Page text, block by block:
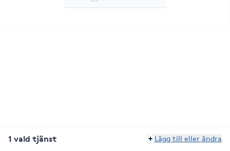
1 vald tjänst Lägg till eller ändra